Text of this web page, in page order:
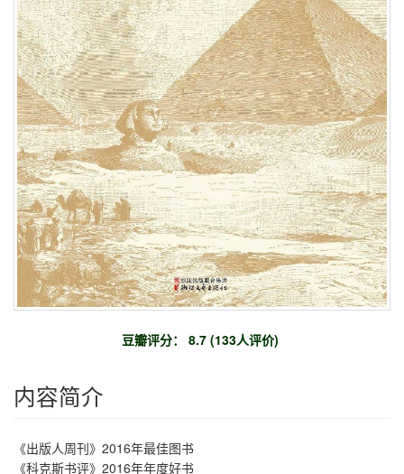
豆瓣评分： 8.7 (133人评价)
内容简介
《出版人周刊》2016年最佳图书
《科克斯书评》2016年年度好书